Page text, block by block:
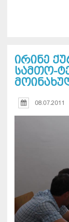
ირინე
სამთო-
08.07.2011